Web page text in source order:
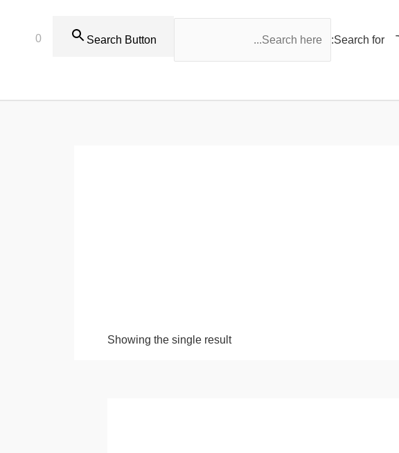
Search for:
Search Button
0
Showing the single result